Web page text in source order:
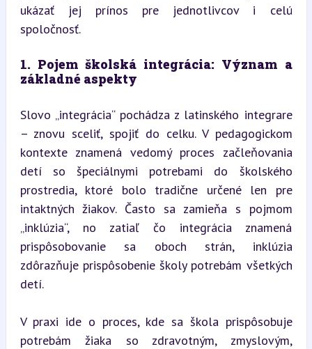
ukázať jej prínos pre jednotlivcov i celú
spoločnosť.
1. Pojem školská integrácia: Význam a
základné aspekty
Slovo „integrácia“ pochádza z latinského integrare
– znovu sceliť, spojiť do celku. V pedagogickom
kontexte znamená vedomý proces začleňovania
detí so špeciálnymi potrebami do školského
prostredia, ktoré bolo tradične určené len pre
intaktných žiakov. Často sa zamieňa s pojmom
„inklúzia“, no zatiaľ čo integrácia znamená
prispôsobovanie sa oboch strán, inklúzia
zdôrazňuje prispôsobenie školy potrebám všetkých
detí.
V praxi ide o proces, kde sa škola prispôsobuje
potrebám žiaka so zdravotným, zmyslovým,